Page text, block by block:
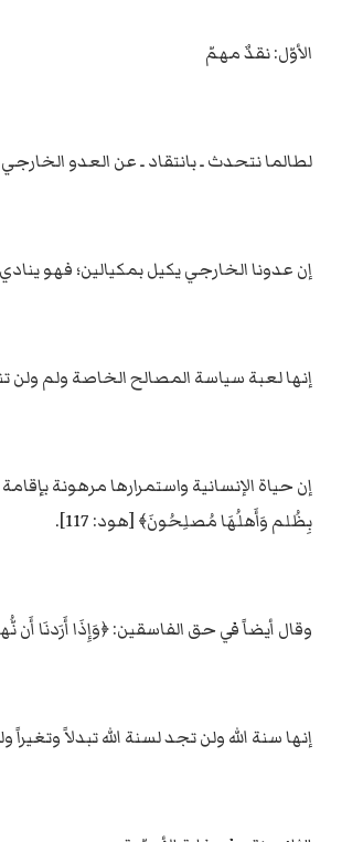
الأوّل: نقدٌ مهمّ
لطالما نتحدث ـ بانتقاد ـ عن العدو
إن عدونا الخارجي يكيل بمكيالين؛ فهو
إنها لعبة سياسة المصالح الخاصة ولم ولن
إن حياة الإنسانية واستمرارها مرهونة
بِظُلم وَأَهلُهَا مُصلِحُونَ﴾ [هود: 117].
وقال أيضاً في حق الفاسقين: ﴿وَإِذَا أَرَدنَا أَن
إنها سنة الله ولن تجد لسنة الله تبدلاً